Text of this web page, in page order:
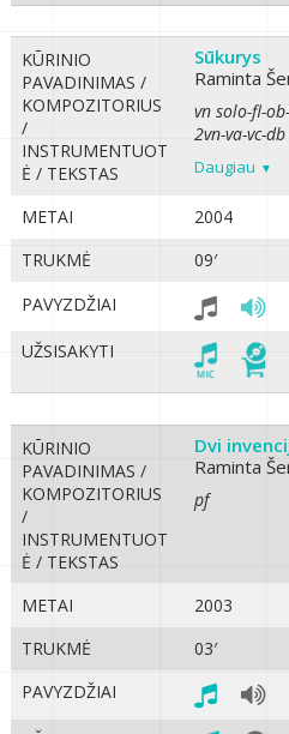
KŪRINIO
PAVADINIMAS /
KOMPOZITORIUS
/
INSTRUMENTUOT
Ė / TEKSTAS
Sūkurys
Raminta
vn solo-fl-
2vn-va-vc-db
Daugiau
METAI
2004
TRUKMĖ
09′
PAVYZDŽIAI
UŽSISAKYTI
KŪRINIO
PAVADINIMAS /
KOMPOZITORIUS
/
INSTRUMENTUOT
Ė / TEKSTAS
Dvi
Raminta
pf
METAI
2003
TRUKMĖ
03′
PAVYZDŽIAI